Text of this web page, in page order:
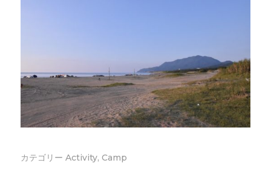
カテゴリー Activity, Camp